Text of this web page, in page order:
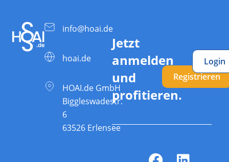
info@hoai.de
hoai.de
HOAI.de GmbH
Biggleswadestr.
6
63526 Erlensee
Jetzt
anmelden
und
profitieren.
Registrieren
Login